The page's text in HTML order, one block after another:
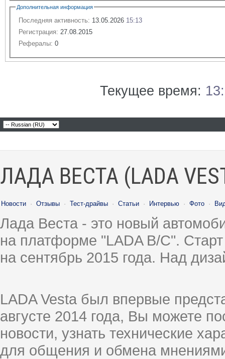
Дополнительная информация
Последняя активность: 13.05.2026 15:13
Регистрация: 27.08.2015
Рефералы: 0
Текущее время:
ЛАДА ВЕСТА (LADA
Новости · Отзывы · Тест-драйвы · Статьи · Интервью · Фото ·
Лада Веста - это новый
на платформе "LADA B/C".
на сентябрь 2015 года. Над
LADA Vesta был впервые
августе 2014 года, Вы можете
новости, узнать технические
для общения и обмена